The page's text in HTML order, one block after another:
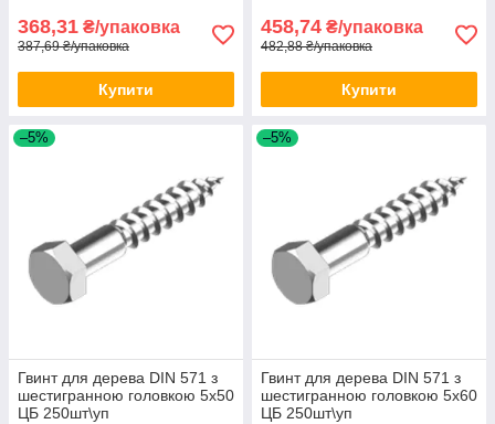
368,31 ₴/упаковка
387,69 ₴/упаковка
Купити
458,74 ₴/упаковка
482,88 ₴/упаковка
Купити
–5%
Гвинт для дерева DIN 571 з
шестигранною головкою 5х50
ЦБ 250шт\уп
–5%
Гвинт для дерева DIN 571 з
шестигранною головкою 5х60
ЦБ 250шт\уп